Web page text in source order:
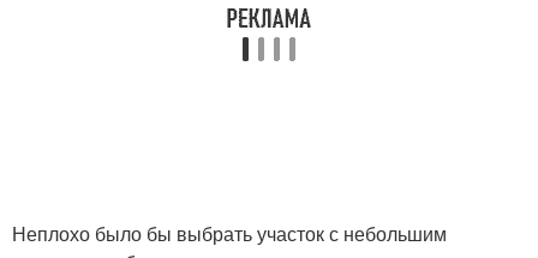
Неплохо было бы выбрать участок с небольшим